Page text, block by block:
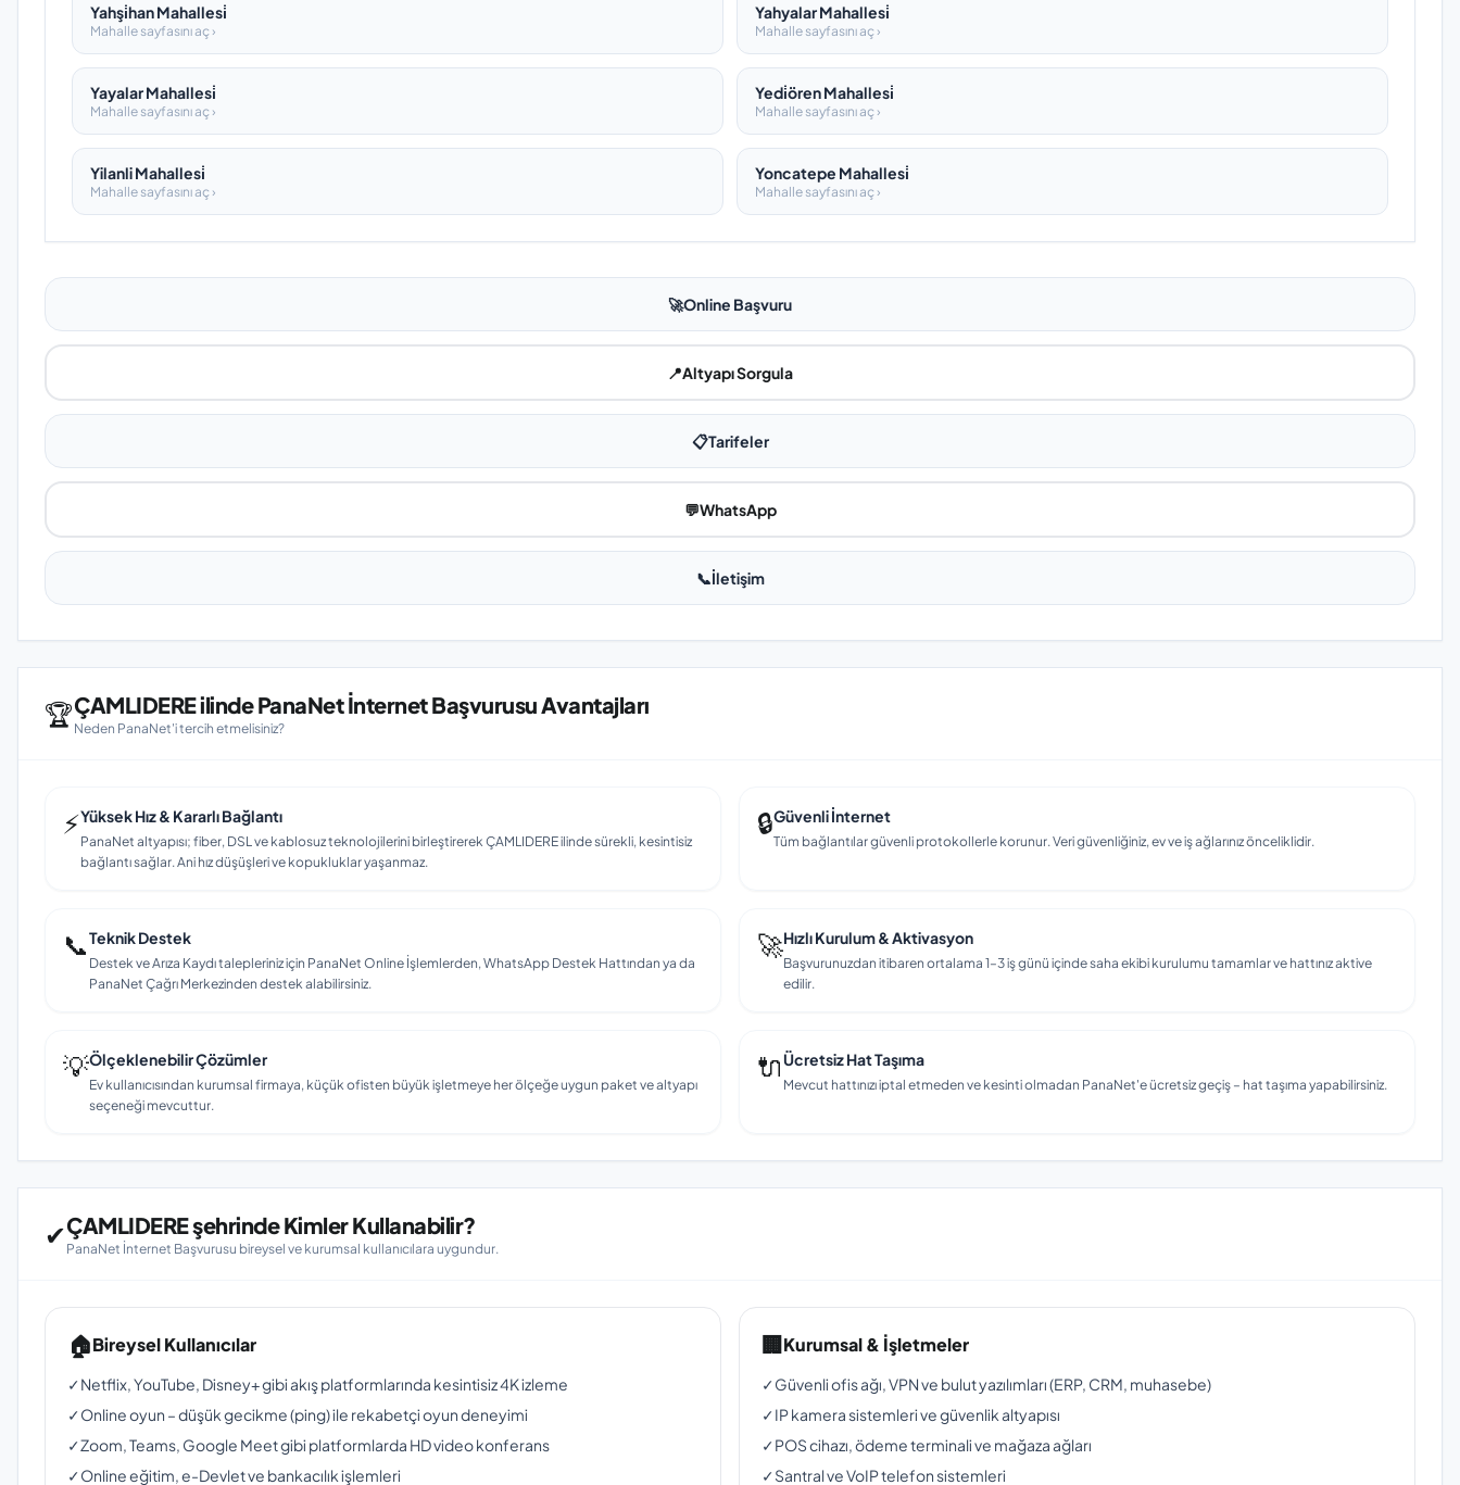
Yahşi̇han Mahallesi̇
Mahalle sayfasını aç ›
Yahyalar Mahallesi̇
Mahalle sayfasını aç ›
Yayalar Mahallesi̇
Mahalle sayfasını aç ›
Yedi̇ören Mahallesi̇
Mahalle sayfasını aç ›
Yilanli Mahallesi̇
Mahalle sayfasını aç ›
Yoncatepe Mahallesi̇
Mahalle sayfasını aç ›
🚀Online Başvuru
📍Altyapı Sorgula
📋Tarifeler
💬WhatsApp
📞İletişim
🏆ÇAMLIDERE ilinde PanaNet İnternet Başvurusu Avantajları
Neden PanaNet'i tercih etmelisiniz?
⚡Yüksek Hız & Kararlı Bağlantı
PanaNet altyapısı; fiber, DSL ve kablosuz teknolojilerini birleştirerek ÇAMLIDERE ilinde sürekli, kesintisiz
bağlantı sağlar. Ani hız düşüşleri ve kopukluklar yaşanmaz.
🔒Güvenli İnternet
Tüm bağlantılar güvenli protokollerle korunur. Veri güvenliğiniz, ev ve iş ağlarınız önceliklidir.
📞Teknik Destek
Destek ve Arıza Kaydı talepleriniz için PanaNet Online İşlemlerden, WhatsApp Destek Hattından ya da
PanaNet Çağrı Merkezinden destek alabilirsiniz.
🚀Hızlı Kurulum & Aktivasyon
Başvurunuzdan itibaren ortalama 1–3 iş günü içinde saha ekibi kurulumu tamamlar ve hattınız aktive
edilir.
💡Ölçeklenebilir Çözümler
Ev kullanıcısından kurumsal firmaya, küçük ofisten büyük işletmeye her ölçeğe uygun paket ve altyapı
seçeneği mevcuttur.
🔌Ücretsiz Hat Taşıma
Mevcut hattınızı iptal etmeden ve kesinti olmadan PanaNet'e ücretsiz geçiş – hat taşıma yapabilirsiniz.
✔ÇAMLIDERE şehrinde Kimler Kullanabilir?
PanaNet İnternet Başvurusu bireysel ve kurumsal kullanıcılara uygundur.
🏠Bireysel Kullanıcılar
✓Netflix, YouTube, Disney+ gibi akış platformlarında kesintisiz 4K izleme
✓Online oyun – düşük gecikme (ping) ile rekabetçi oyun deneyimi
✓Zoom, Teams, Google Meet gibi platformlarda HD video konferans
✓Online eğitim, e-Devlet ve bankacılık işlemleri
🏢Kurumsal & İşletmeler
✓Güvenli ofis ağı, VPN ve bulut yazılımları (ERP, CRM, muhasebe)
✓IP kamera sistemleri ve güvenlik altyapısı
✓POS cihazı, ödeme terminali ve mağaza ağları
✓Santral ve VoIP telefon sistemleri